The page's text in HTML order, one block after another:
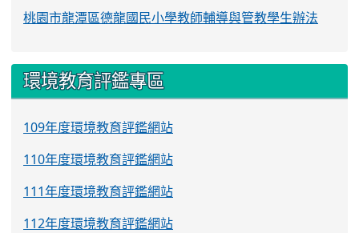
桃園市龍潭區德龍國民小學教師輔導與管教學生辦法
環境教育評鑑專區
109年度環境教育評鑑網站
110年度環境教育評鑑網站
111年度環境教育評鑑網站
112年度環境教育評鑑網站